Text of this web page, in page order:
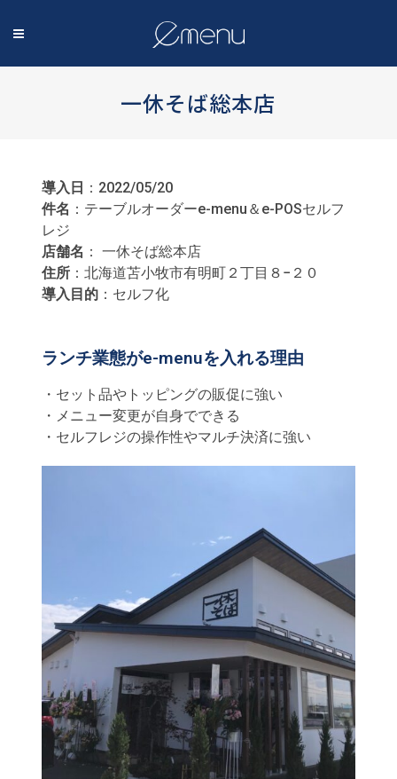
一休そば総本店
導入日 ：2022/05/20
件名 ：テーブルオーダーe-menu＆e-POSセルフ
レジ
店舗名 ： 一休そば総本店
住所：北海道苫小牧市有明町２丁目８−２０
導入目的：セルフ化
ランチ業態がe-menuを入れる理由
・セット品やトッピングの販促に強い
・メニュー変更が自身でできる
・セルフレジの操作性やマルチ決済に強い